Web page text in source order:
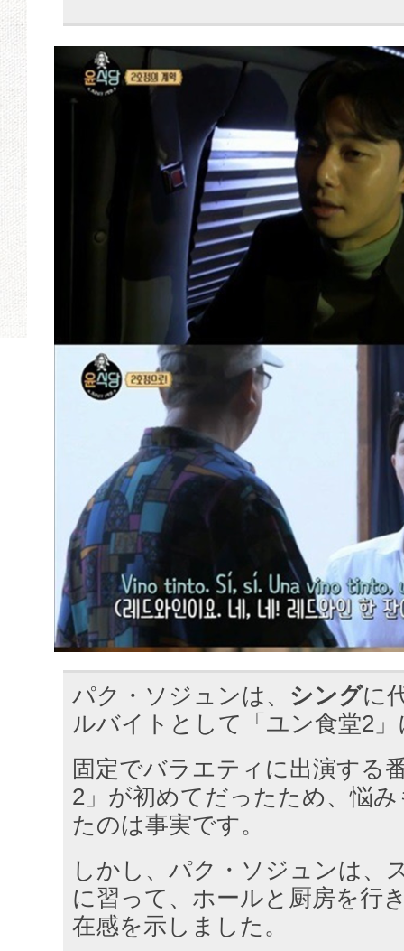
パク・ソジュンは、 シングに
ルバイトとして「ユン食堂2
固定でバラエティに出演する
2」が初めてだったため、悩
たのは事実です。
しかし、パク・ソジュンは、
に習って、ホールと厨房を行
在感を示しました。